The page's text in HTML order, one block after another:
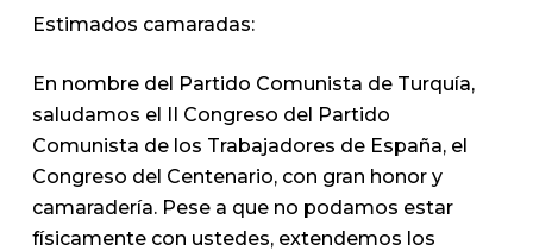
Estimados camaradas:
En nombre del Partido Comunista de Turquía,
saludamos el II Congreso del Partido
Comunista de los Trabajadores de España, el
Congreso del Centenario, con gran honor y
camaradería. Pese a que no podamos estar
físicamente con ustedes, extendemos los